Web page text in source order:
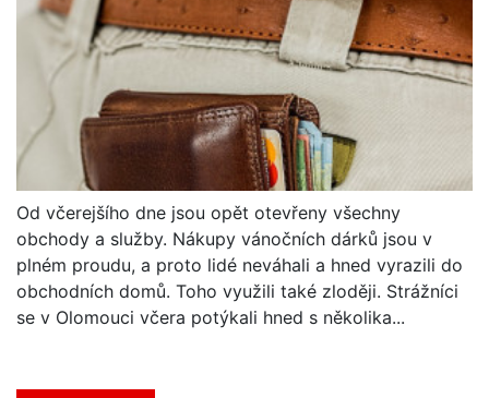
Od včerejšího dne jsou opět otevřeny všechny
obchody a služby. Nákupy vánočních dárků jsou v
plném proudu, a proto lidé neváhali a hned vyrazili do
obchodních domů. Toho využili také zloději. Strážníci
se v Olomouci včera potýkali hned s několika...